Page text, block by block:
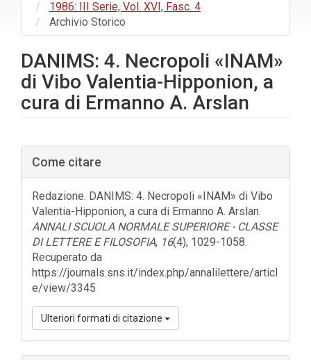
1986: III Serie, Vol. XVI, Fasc. 4
Archivio Storico
DANIMS: 4. Necropoli «INAM»
di Vibo Valentia-Hipponion, a
cura di Ermanno A. Arslan
Barra
laterale
dell'articolo
Come citare
Redazione. DANIMS: 4. Necropoli «INAM» di Vibo
Valentia-Hipponion, a cura di Ermanno A. Arslan.
ANNALI SCUOLA NORMALE SUPERIORE - CLASSE
DI LETTERE E FILOSOFIA, 16(4), 1029-1058.
Recuperato da
https://journals.sns.it/index.php/annalilettere/articl
e/view/3345
Ulteriori formati di citazione